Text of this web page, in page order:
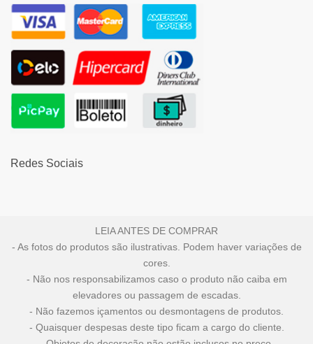
Redes Sociais
LEIA ANTES DE COMPRAR
- As fotos do produtos são ilustrativas. Podem haver variações de
cores.
- Não nos responsabilizamos caso o produto não caiba em
elevadores ou passagem de escadas.
- Não fazemos içamentos ou desmontagens de produtos.
- Quaisquer despesas deste tipo ficam a cargo do cliente.